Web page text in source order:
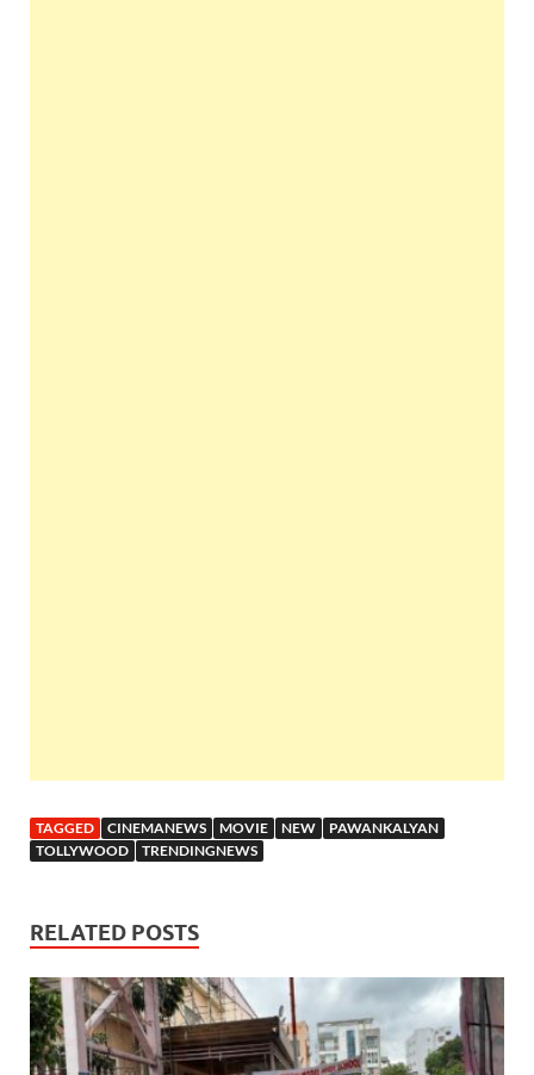
TAGGED CINEMANEWS MOVIE NEW
PAWANKALYAN
TOLLYWOOD
TRENDINGNEWS
RELATED POSTS